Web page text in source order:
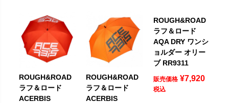
ROUGH&ROAD
ラフ＆ロード
ACERBIS
ROUGH&ROAD
ラフ＆ロード
ACERBIS
ROUGH&ROAD
ラフ＆ロード
AQA DRY ワンシ
ョルダー オリー
ブ RR9311
販売価格 ¥7,920
税込